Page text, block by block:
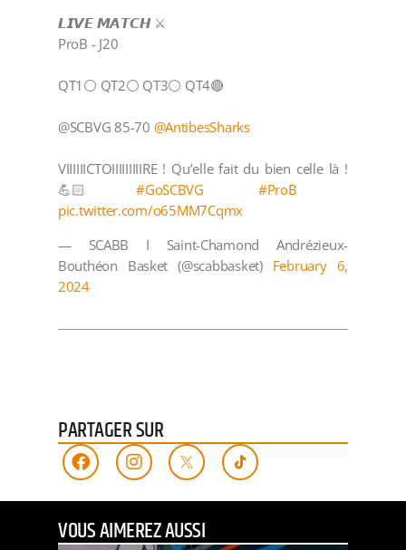
𝙇𝙄𝙑𝙀 𝙈𝘼𝙏𝘾𝙃 ⚔️
ProB - J20
QT1⚪️ QT2⚪️ QT3⚪️ QT4🔴
@SCBVG 85-70 @AntibesSharks
VIIIIIICTOIIIIIIIIIRE ! Qu’elle fait du bien celle là !
💪🏻#GoSCBVG
#ProB
pic.twitter.com/o65MM7Cqmx
— SCABB I Saint-Chamond Andrézieux-
Bouthéon Basket (@scabbasket) February 6,
2024
PARTAGER SUR
VOUS AIMEREZ AUSSI